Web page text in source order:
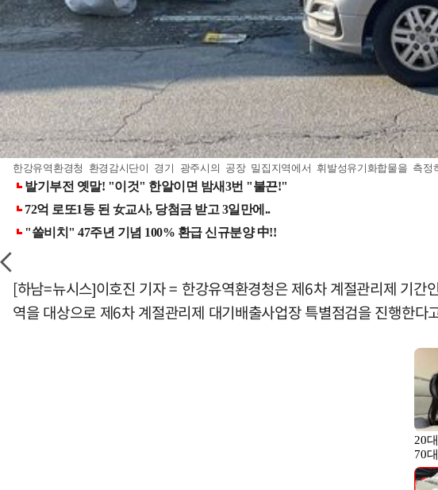
한강유역환경청 환경감시단이 경기 광주시의 공장 밀집지역에서 휘발성유기화합물을 측
[하남=뉴시스]이호진 기자 = 한강유역환경청은 제6차 계절관리제 기
역을 대상으로 제6차 계절관리제 대기배출사업장 특별점검을 진행한다